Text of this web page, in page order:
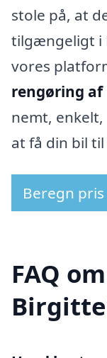
stole på, at
tilgængeligt i
vores
rengøring
nemt,
at få din bil
Beregn
FAQ